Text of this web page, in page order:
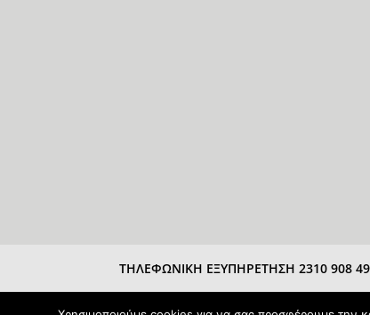
ΤΗΛΕΦΩΝΙΚΗ ΕΞΥΠΗΡΕΤΗΣΗ 2310 908